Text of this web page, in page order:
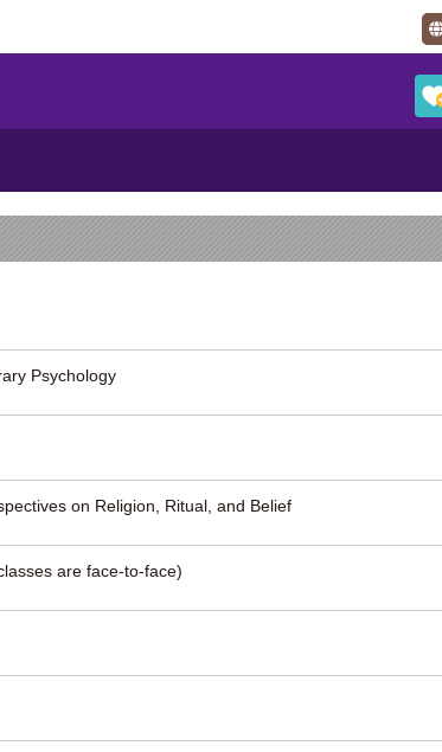
Psychology
on Religion, Ritual, and Belief
are face-to-face)